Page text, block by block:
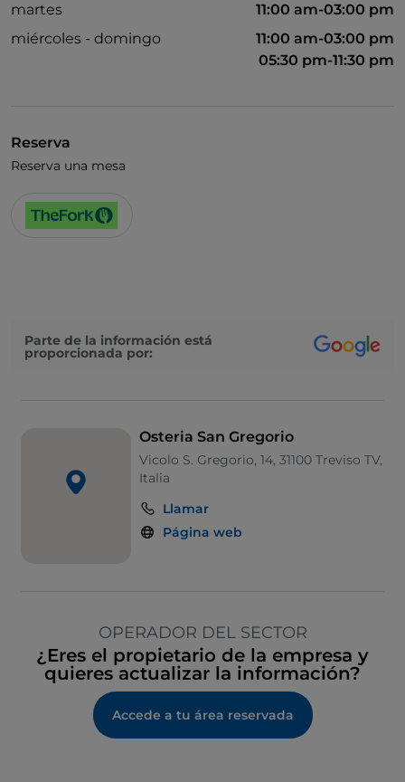
martes
11:00 am-03:00 pm
miércoles - domingo
11:00 am-03:00 pm
05:30 pm-11:30 pm
Reserva
Reserva una mesa
Parte de la información está
proporcionada por:
Osteria San Gregorio
Vicolo S. Gregorio, 14, 31100 Treviso TV,
Italia
Llamar
Página web
OPERADOR DEL SECTOR
¿Eres el propietario de la empresa y
quieres actualizar la información?
Accede a tu área reservada